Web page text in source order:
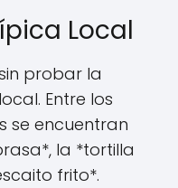
Local
probar la
Entre los
se encuentran
la *tortilla
frito*.